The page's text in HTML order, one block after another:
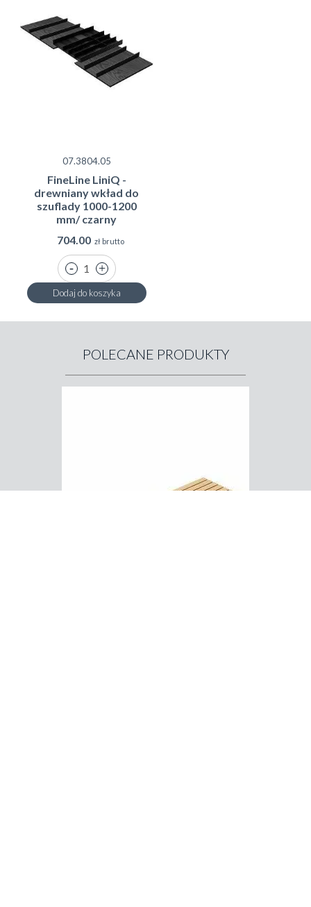
07.3804.05
FineLine LiniQ -
drewniany wkład do
szuflady 1000-1200
mm/ czarny
704.00 zł brutto
Dodaj do koszyka
POLECANE PRODUKTY